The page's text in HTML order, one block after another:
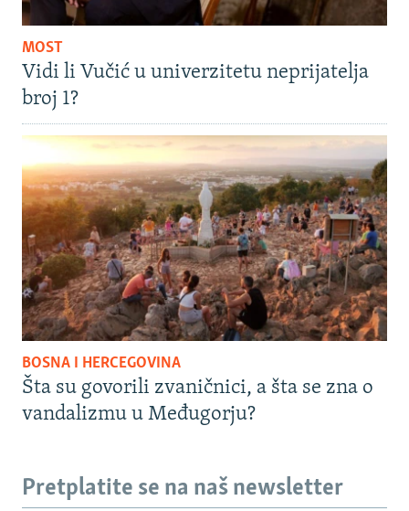
MOST
Vidi li Vučić u univerzitetu neprijatelja
broj 1?
BOSNA I HERCEGOVINA
Šta su govorili zvaničnici, a šta se zna o
vandalizmu u Međugorju?
Pretplatite se na naš newsletter